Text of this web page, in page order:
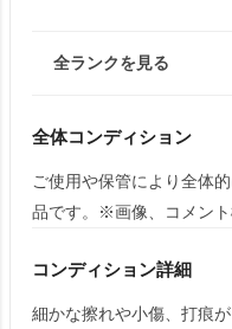
全ランクを見る
全体コンディション
ご使用や保管により全体
品です。※画像、コメン
コンディション詳細
細かな擦れや小傷、打痕が